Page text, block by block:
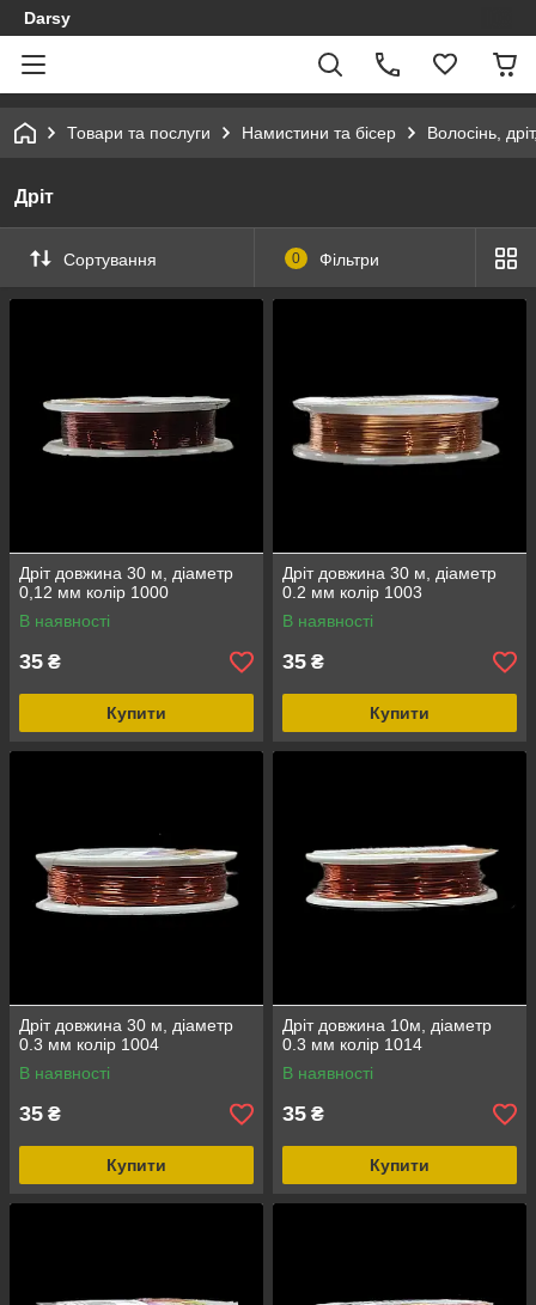
Darsy
Товари та послуги Намистини та бісер Волосінь,
Дріт
Сортування 0 Фільтри
Дріт довжина 30 м, діаметр
0,12 мм колір 1000
В наявності
35 ₴
Купити
Дріт довжина 30 м, діаметр
0.2 мм колір 1003
В наявності
35 ₴
Купити
Дріт довжина 30 м, діаметр
0.3 мм колір 1004
В наявності
35 ₴
Купити
Дріт довжина 10м, діаметр
0.3 мм колір 1014
В наявності
35 ₴
Купити